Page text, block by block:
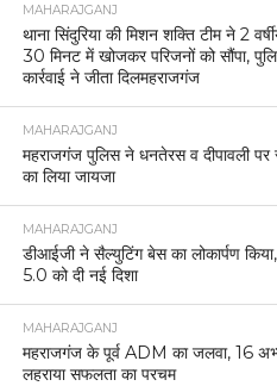
MAHARAJGANJ
थाना सिंदुरिया की मिशन शक्ति टीम ने 2
30 मिनट में खोजकर परिजनों को सौंपा,
कार्रवाई ने जीता दिलमहराजगंज
MAHARAJGANJ
महराजगंज पुलिस ने धनतेरस व दीपावली पर
का लिया जायजा
MAHARAJGANJ
डीआईजी ने सैल्युटिंग बेस का लोकार्पण
5.0 को दी नई दिशा
MAHARAJGANJ
महराजगंज के पूर्व ADM का जलवा, 16
लहराया सफलता का परचम